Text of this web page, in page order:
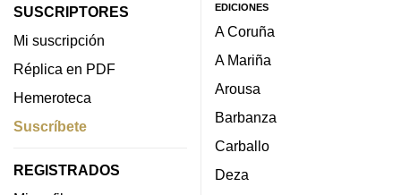
SUSCRIPTORES
Mi suscripción
Réplica en PDF
Hemeroteca
Suscríbete
REGISTRADOS
EDICIONES
A Coruña
A Mariña
Arousa
Barbanza
Carballo
Deza